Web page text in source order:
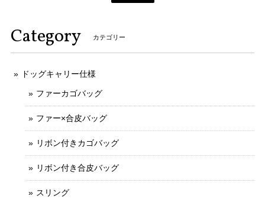
Category カテゴリー
ドッグキャリー仕様
ファーカゴバッグ
ファー×合皮バッグ
リボン付きカゴバッグ
リボン付き合皮バッグ
スリング